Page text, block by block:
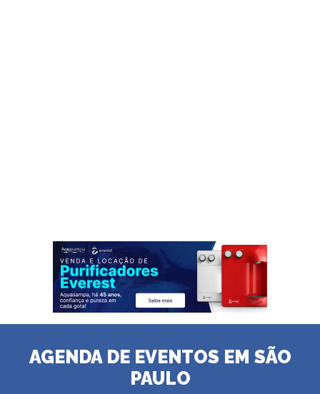
AGENDA DE EVENTOS EM SÃO
PAULO